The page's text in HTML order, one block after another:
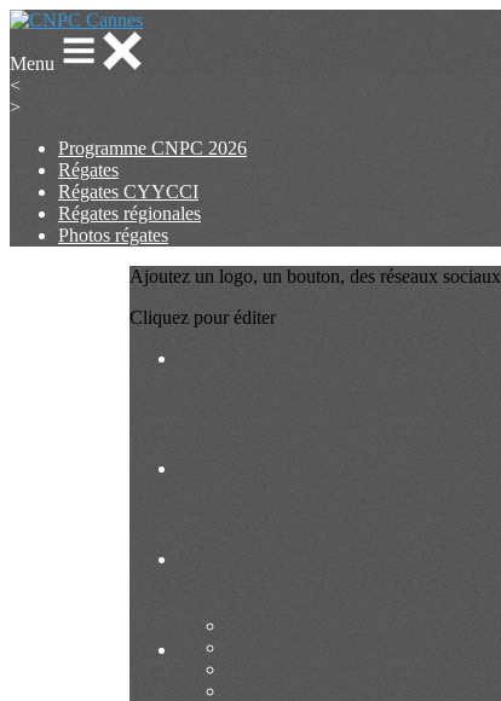
Menu
<
>
Programme CNPC 2026
Régates
Régates CYYCCI
Régates régionales
Photos régates
Ajoutez un logo, un bouton, des réseaux sociaux
Cliquez pour éditer